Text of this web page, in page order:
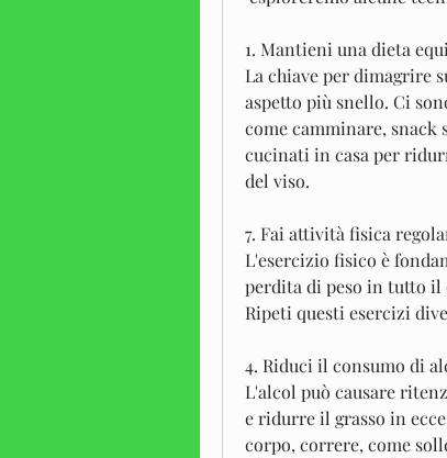
1. Mantieni una dieta
La chiave per dimagrire
aspetto più snello. Ci
come camminare,
cucinati in casa per
del viso.
7. Fai attività fisica
L'esercizio fisico è
perdita di peso in tutto il
Ripeti questi esercizi
4. Riduci il consumo di
L'alcol può causare
e ridurre il grasso in
corpo, correre, come